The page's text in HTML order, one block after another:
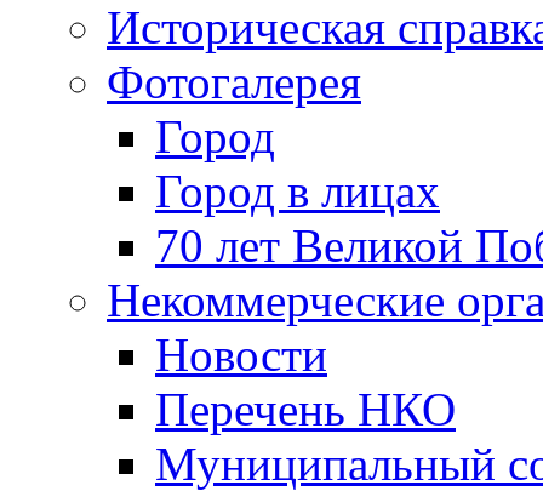
Историческая
Фотогалерея
Город
Город в лицах
70 лет Великой
Некоммерческие
Новости
Перечень НКО
Муниципальный